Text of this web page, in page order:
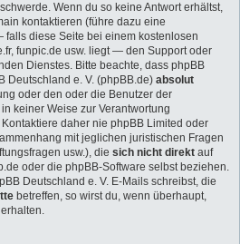
Wenn du so keine Antwort erhältst,
kontaktieren (führe dazu eine
diese Seite bei einem kostenlosen
funpic.de usw. liegt — den Support oder
Dienstes. Bitte beachte, dass phpBB
Deutschland e. V. (phpBB.de) absolut
oder den oder die Benutzer der
keiner Weise zur Verantwortung
daher nie phpBB Limited oder
mit jeglichen juristischen Fragen
usw.), die sich nicht direkt auf
oder die phpBB-Software selbst beziehen.
Deutschland e. V. E-Mails schreibst, die
betreffen, so wirst du, wenn überhaupt,